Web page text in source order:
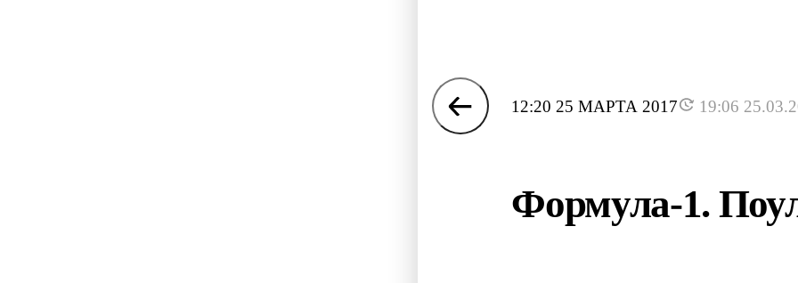
12:20 25 МАРТА 2017 19:06
Формула-1.